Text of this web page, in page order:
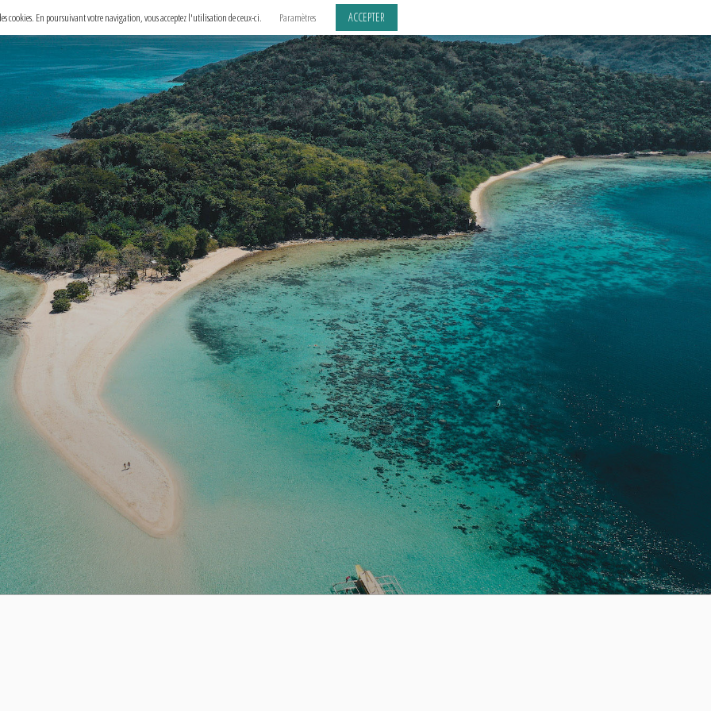
cookies. En poursuivant votre navigation, vous acceptez l'utilisation de ceux-ci. Paramètres ACCEPTER